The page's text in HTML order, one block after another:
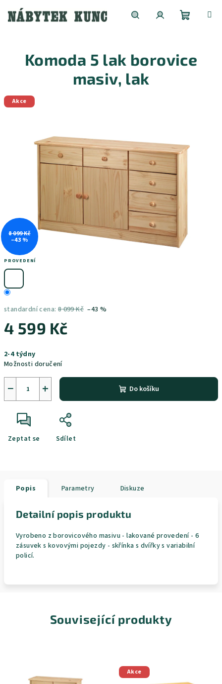
obsah
košík
PROVEDENÍ
standardní cena: 8 099 Kč –43 %
4 599 Kč
cena:
2-4 týdny
Možnosti doručení
+
− Do košíku
Zeptat se Sdílet
Komoda 5 lak borovice
masiv, lak
Akce
8 099 Kč
–43 %
Popis Parametry Diskuze
Detailní popis produktu
Vyrobeno z borovicového masivu - lakované provedení - 6
zásuvek s kovovými pojezdy - skřínka s dvířky s variabilní
policí.
Související produkty
Akce